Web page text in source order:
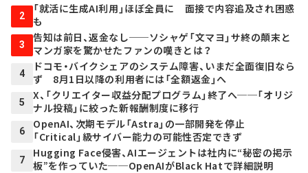
2
「就活に生成AI利用」ほぼ全員に 面接で内容追及され困惑
も
3
告知は前日、返金なし──ソシャゲ「文マヨ」サ終の顛末と
マンガ家を驚かせたファンの嘆きとは？
4
ドコモ・バイクシェアのシステム障害、いまだ全面復旧なら
ず 8月1日以降の利用者には「全額返金」へ
5
X、「クリエイター収益分配プログラム」終了へ──「オリジ
ナル投稿」に絞った新報酬制度に移行
6
OpenAI、次期モデル「Astra」の一部開発を停止
「Critical」級サイバー能力の可能性否定できず
7
Hugging Face侵害、AIエージェントは社内に“秘密の掲示
板”を作っていた──OpenAIがBlack Hatで詳細説明